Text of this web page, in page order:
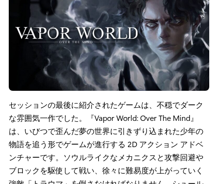
ツールを使って敵や障害物を粉砕し、アクションを楽し
めます。自分好みのプレイスタイルで悪夢に立ち向かい
ましょう!」 ｰ カチャイン プッティワラウット (Kachain
Puttiwarawut)/FairPlay Studios 共同創設者兼 CEO
Vapor World: Over The Mind